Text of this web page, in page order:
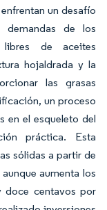
un desafío
demandas de los
libres de aceites
hojaldrada y la
las grasas
un proceso
en el esqueleto del
práctica. Esta
sólidas a partir de
aumenta los
doce centavos por